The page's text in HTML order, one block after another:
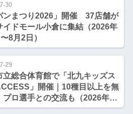
30
ンまつり2026」開催 37店舗が
イドモール小倉に集結（2026年
8月2日）
29
立総合体育館で「北九キッズス
」開催｜10種目以上を無
プロ選手との交流も（2026年8